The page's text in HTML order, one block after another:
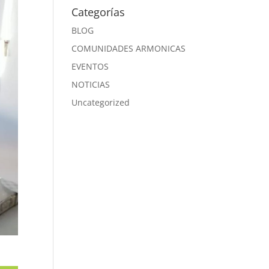
Categorías
BLOG
COMUNIDADES ARMONICAS
EVENTOS
NOTICIAS
Uncategorized